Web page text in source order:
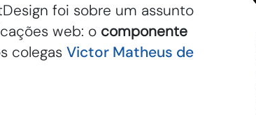
foi sobre um assunto
web: o componente
colegas Victor Matheus de